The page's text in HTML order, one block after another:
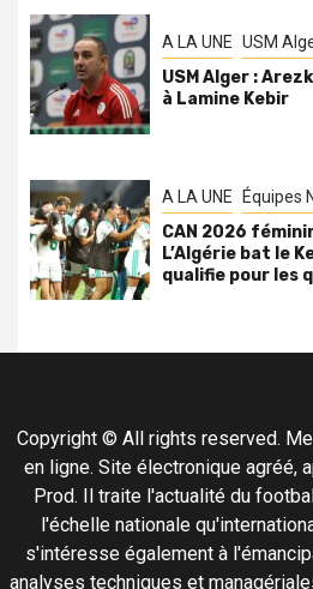
A LA UNE USM
USM Alger :
à Lamine Kebir
A LA UNE Équipes
CAN 2026
L’Algérie bat le
qualifie pour les
Copyright © All rights reserved.
en ligne. Site électronique agréé,
Prod. Il traite l'actualité du
l'échelle nationale
s'intéresse également à
analyses techniques et